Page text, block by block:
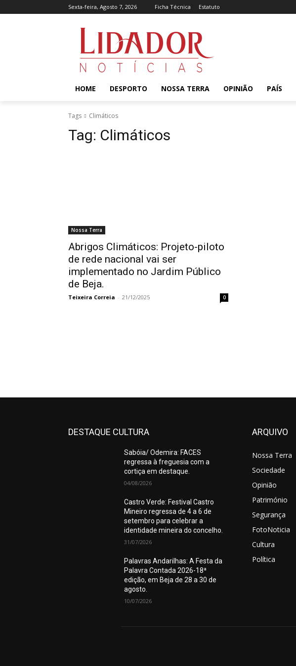
Sexta-feira, Agosto 7, 2026 Ficha Técnica Estatuto
HOME DESPORTO NOSSA TERRA OPINIÃO PAÍS
Tags Climáticos
Tag: Climáticos
Nossa Terra
Abrigos Climáticos: Projeto-piloto
de rede nacional vai ser
implementado no Jardim Público
de Beja.
Teixeira Correia - 21/12/2025 0
DESTAQUE CULTURA
Sabóia/ Odemira: FACES
regressa à freguesia com a
cortiça em destaque.
04/08/2026
Castro Verde: Festival Castro
Mineiro regressa de 4 a 6 de
setembro para celebrar a
identidade mineira do concelho.
31/07/2026
Palavras Andarilhas: A Festa da
Palavra Contada 2026-18ª
edição, em Beja de 28 a 30 de
agosto.
10/07/2026
ARQUIVO
Nossa Terra
Sociedade
Opinião
Património
Segurança
FotoNoticia
Cultura
Política